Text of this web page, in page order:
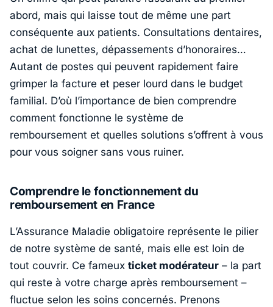
abord, mais qui laisse tout de même une part
conséquente aux patients. Consultations dentaires,
achat de lunettes, dépassements d’honoraires…
Autant de postes qui peuvent rapidement faire
grimper la facture et peser lourd dans le budget
familial. D’où l’importance de bien comprendre
comment fonctionne le système de
remboursement et quelles solutions s’offrent à vous
pour vous soigner sans vous ruiner.
Comprendre le fonctionnement du
remboursement en France
L’Assurance Maladie obligatoire représente le pilier
de notre système de santé, mais elle est loin de
tout couvrir. Ce fameux ticket modérateur – la part
qui reste à votre charge après remboursement –
fluctue selon les soins concernés. Prenons